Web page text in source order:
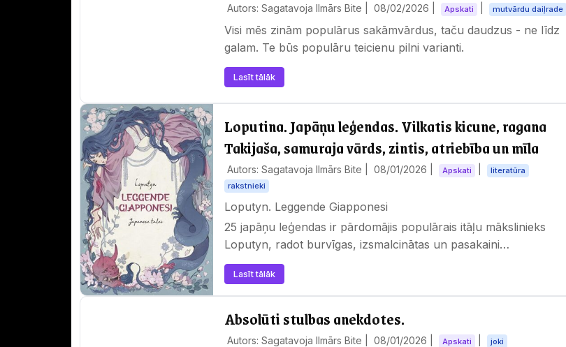
Autors: Sagatavoja Ilmārs Bite | 08/02/2026 Apskati mutvārdu daiļrade
Visi mēs zinām populārus sakāmvārdus, taču daudzus - ne līdz
galam. Te būs populāru teicienu pilni varianti.
Lasīt tālāk
Loputina. Japāņu leģendas. Vilkatis kicune, ragana
Takijaša, samuraja vārds, zintis, atriebība un mīla
Autors: Sagatavoja Ilmārs Bite | 08/01/2026 Apskati
literatūra
rakstnieki
Loputyn. Leggende Giapponesi
25 japāņu leģendas ir pārdomājis populārais itāļu mākslinieks
Loputyn, radot burvīgas, izsmalcinātas un pasakaini…
Lasīt tālāk
Absolūti stulbas anekdotes.
Autors: Sagatavoja Ilmārs Bite | 08/01/2026 Apskati joki